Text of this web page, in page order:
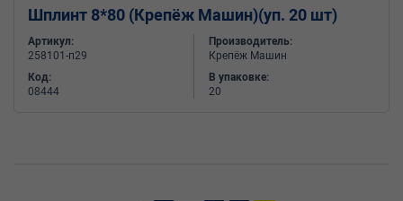
Шплинт 8*80 (Крепёж Машин)(уп. 20 шт)
Артикул:
258101-п29
Код:
08444
Производитель:
Крепёж Машин
В упаковке:
20